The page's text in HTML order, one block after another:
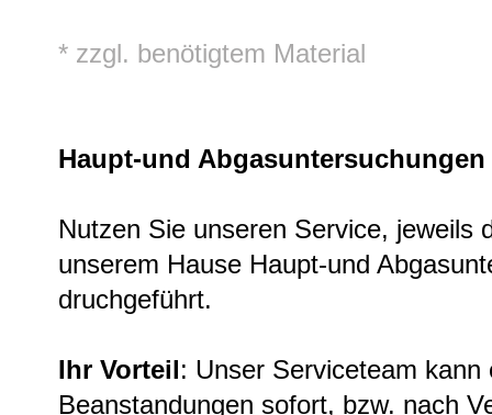
* zzgl. benötigtem Material
Haupt-und Abgasuntersuchungen
Nutzen Sie unseren Service, jeweils
unserem Hause Haupt-und
druchgeführt.
Ihr Vorteil: Unser Serviceteam kann
Beanstandungen sofort, bzw. nach